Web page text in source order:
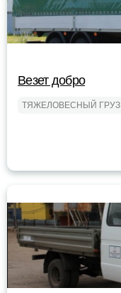
Везет добро
ТЯЖЕЛОВЕСНЫЙ ГРУЗ